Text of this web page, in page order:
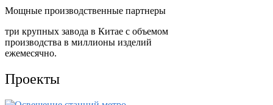
Мощные производственные партнеры
три крупных завода в Китае с объемом
производства в миллионы изделий
ежемесячно.
Проекты